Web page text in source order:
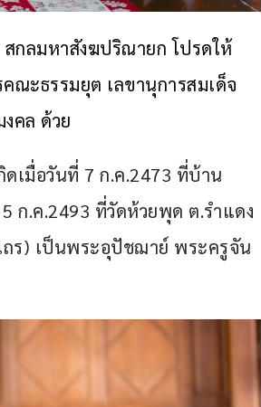
กลมหาสังฆปริณายก โปรดให้
ณะธรรมยุต เลขานุการสมเด็จ
คล ด้วย
เมื่อวันที่ 7 ก.ค.2473 ที่บ้าน
ก.ค.2493 ที่วัดห้วยพุด ต.รำแดง
ถร) เป็นพระอุปัชฌาย์ พระครูจัน